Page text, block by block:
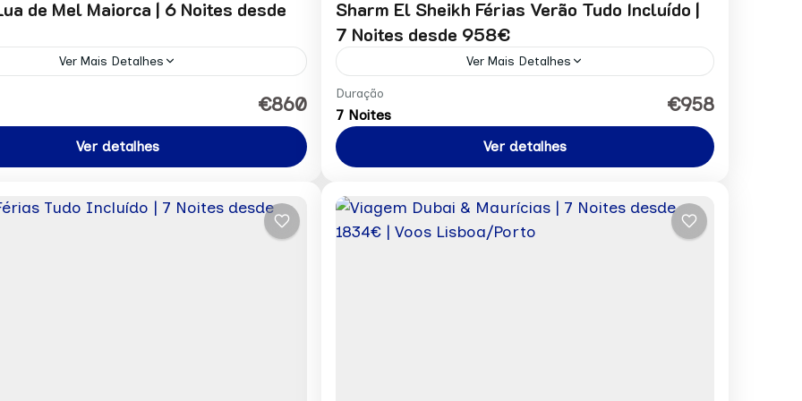
de Mel Maiorca | 6 Noites desde
Ver Mais Detalhes
pessoa desde: 860€ Pedir Reserva
e Espanha
€860
Ver detalhes
Sharm El Sheikh Férias Verão Tudo Incluído |
7 Noites desde 958€
Ver Mais Detalhes
Preço por pessoa desde: 784€ Pedir Reserva
África
Duração
7 Noites €958
Ver detalhes